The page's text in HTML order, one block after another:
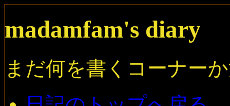
madamfam's diary
まだ何を書くコーナー